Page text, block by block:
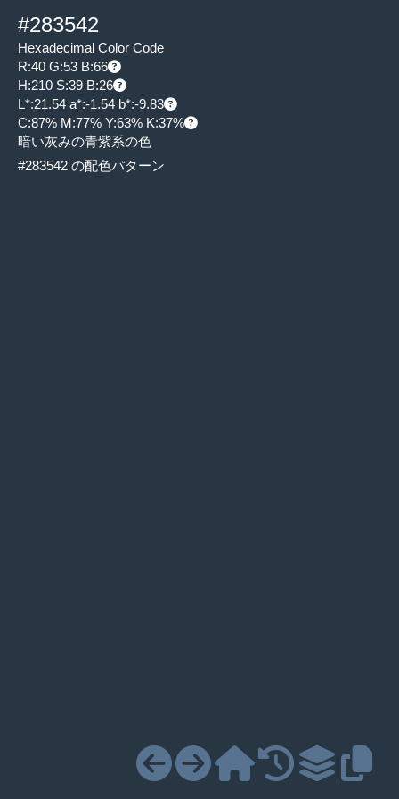
#283542
Hexadecimal Color Code
R:40 G:53 B:66
H:210 S:39 B:26
L*:21.54 a*:-1.54 b*:-9.83
C:87% M:77% Y:63% K:37%
暗い灰みの青紫系の色
#283542 の配色パターン